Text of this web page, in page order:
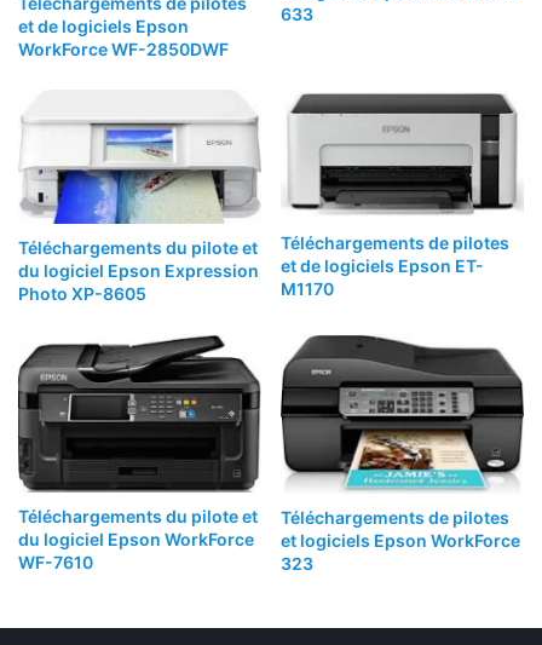
et de logiciels Epson
WorkForce WF-2850DWF
633
Téléchargements du pilote et
du logiciel Epson Expression
Photo XP-8605
Téléchargements de pilotes
et de logiciels Epson ET-
M1170
Téléchargements du pilote et
du logiciel Epson WorkForce
WF-7610
Téléchargements de pilotes
et logiciels Epson WorkForce
323